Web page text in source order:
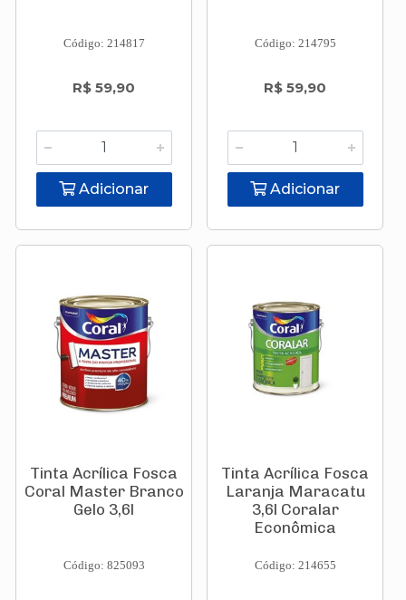
Código: 214817
R$ 59,90
Adicionar
Código: 214795
R$ 59,90
Adicionar
Tinta Acrílica Fosca
Coral Master Branco
Gelo 3,6l
Código: 825093
Tinta Acrílica Fosca
Laranja Maracatu
3,6l Coralar
Econômica
Código: 214655